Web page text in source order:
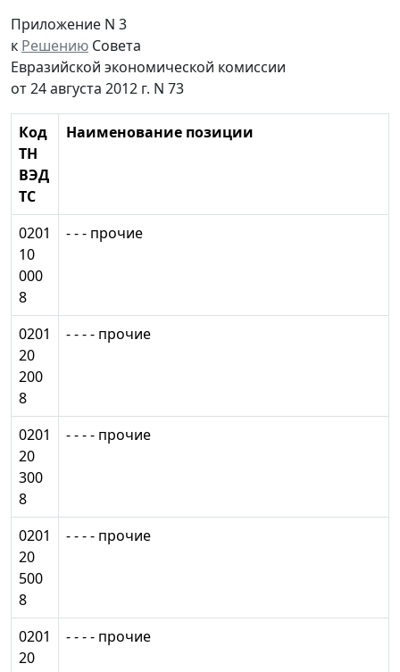
Приложение N 3
к Решению Совета
Евразийской экономической комиссии
от 24 августа 2012 г. N 73
Код
ТН
ВЭД
ТС
Наименование позиции
0201
10
000
8
- - - прочие
0201
20
200
8
- - - - прочие
0201
20
300
8
- - - - прочие
0201
20
500
8
- - - - прочие
0201
20
- - - - прочие